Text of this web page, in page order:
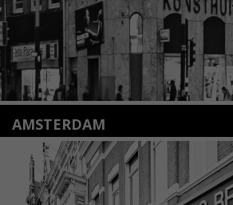
AMSTERDAM
Amstelveenseweg 135
1075 VX Amsterdam
+31 (0)20 2332546
info@kunsthuisamsterdam.nl